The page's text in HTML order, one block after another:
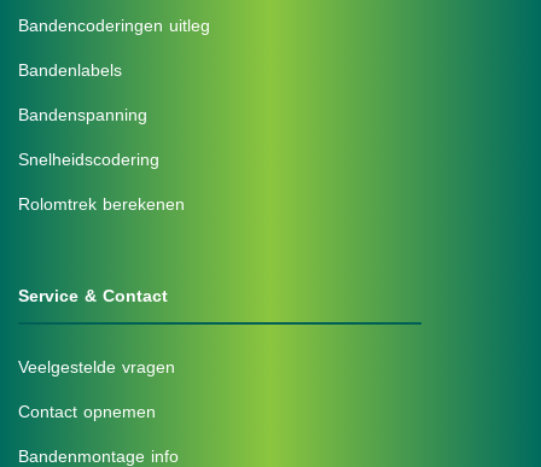
Bandencoderingen uitleg
Bandenlabels
Bandenspanning
Snelheidscodering
Rolomtrek berekenen
Service & Contact
Veelgestelde vragen
Contact opnemen
Bandenmontage info